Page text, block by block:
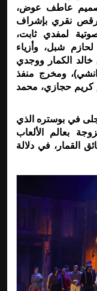
عاطف عوض،
رقص نقري بإشراف
لمفدي ثابت،
شبل، وأزياء
الكمار ووجدي
ومخرج منفذ
كريم حجازي، محمد
في بوستره الذي
بعالم الألعاب
القمار، في دلالة